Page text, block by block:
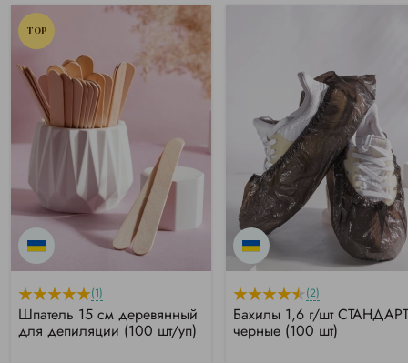
TOP
(1)
Шпатель 15 см деревянный
для депиляции (100 шт/уп)
(2)
Бахилы 1,6 г/шт
черные (100 шт)